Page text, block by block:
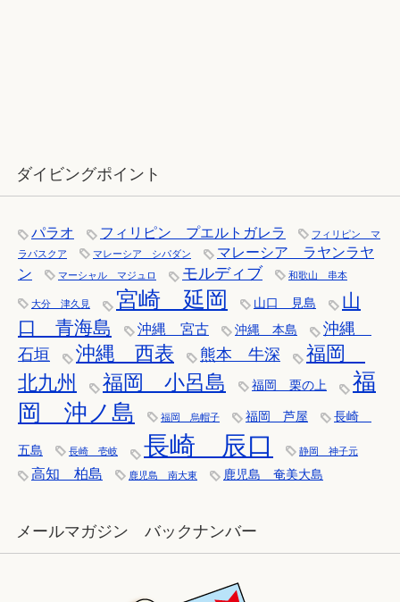
ダイビングポイント
パラオ フィリピン プエルトガレラ
フィリピン マ
ラパスクア
マレーシア シパダン
マレーシア ラヤンラヤ
ン
マーシャル マジュロ モルディブ 和歌山 串本
大分 津久見 宮崎 延岡 山口 見島
山
口 青海島
沖縄 宮古 沖縄 本島
沖縄
石垣
沖縄 西表 熊本 牛深
福岡
北九州
福岡 小呂島 福岡 栗の上
福
岡 沖ノ島
福岡 烏帽子 福岡 芦屋 長崎
五島 長崎 壱岐 長崎 辰口 静岡 神子元
高知 柏島 鹿児島 南大東 鹿児島 奄美大島
メールマガジン バックナンバー